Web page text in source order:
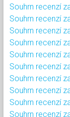
Souhrn recenzí
Souhrn recenzí
Souhrn recenzí
Souhrn recenzí
Souhrn recenzí
Souhrn recenzí
Souhrn recenzí
Souhrn recenzí
Souhrn recenzí
Souhrn recenzí